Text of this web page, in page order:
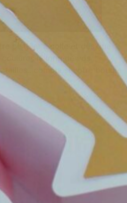
pistolet à colle et dès que
coulures le long de vos
tailles.. comme si votre bougie